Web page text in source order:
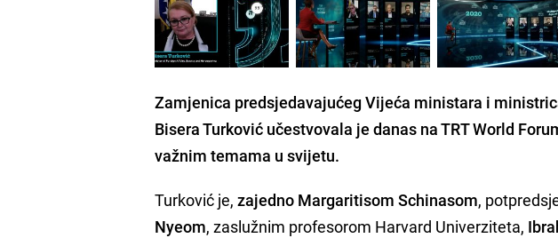
Zamjenica predsjedavajućeg Vijeća ministara i
Bisera Turković učestvovala je danas na TRT World
važnim temama u svijetu.
Turković je,zajedno Margaritisom Schinasom,
Nyeom, zaslužnim profesorom Harvard Univerziteta,